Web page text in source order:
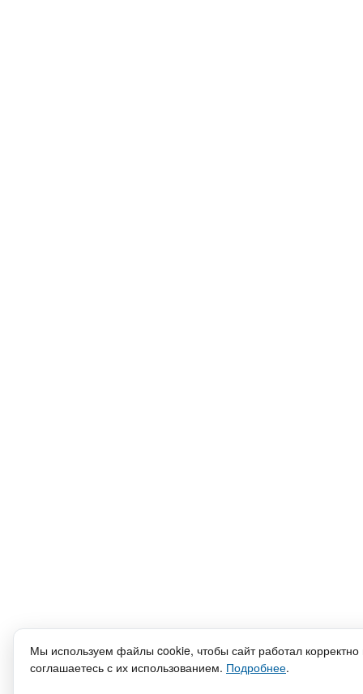
Мы используем файлы cookie, чтобы сайт работал
соглашаетесь с их использованием. Подробнее.